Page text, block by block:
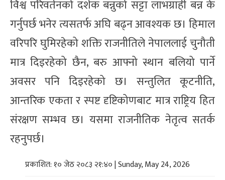
विश्व परिवर्तनको दर्शक बन्नुको सट्टा लाभग्राही बन्न के
गर्नुपर्छ भनेर त्यसतर्फ अघि बढ्न आवश्यक छ। हिमाल
वरिपरि घुमिरहेको शक्ति राजनीतिले नेपाललाई चुनौती
मात्र दिइरहेको छैन, बरु आफ्नो स्थान बलियो पार्ने
अवसर पनि दिइरहेको छ। सन्तुलित कूटनीति,
आन्तरिक एकता र स्पष्ट दृष्टिकोणबाट मात्र राष्ट्रिय हित
संरक्षण सम्भव छ। यसमा राजनीतिक नेतृत्व सतर्क
रहनुपर्छ।
प्रकाशित: १० जेठ २०८३ २१:४० | Sunday, May 24, 2026